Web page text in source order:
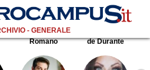
- GENERALE
Romano de Durante